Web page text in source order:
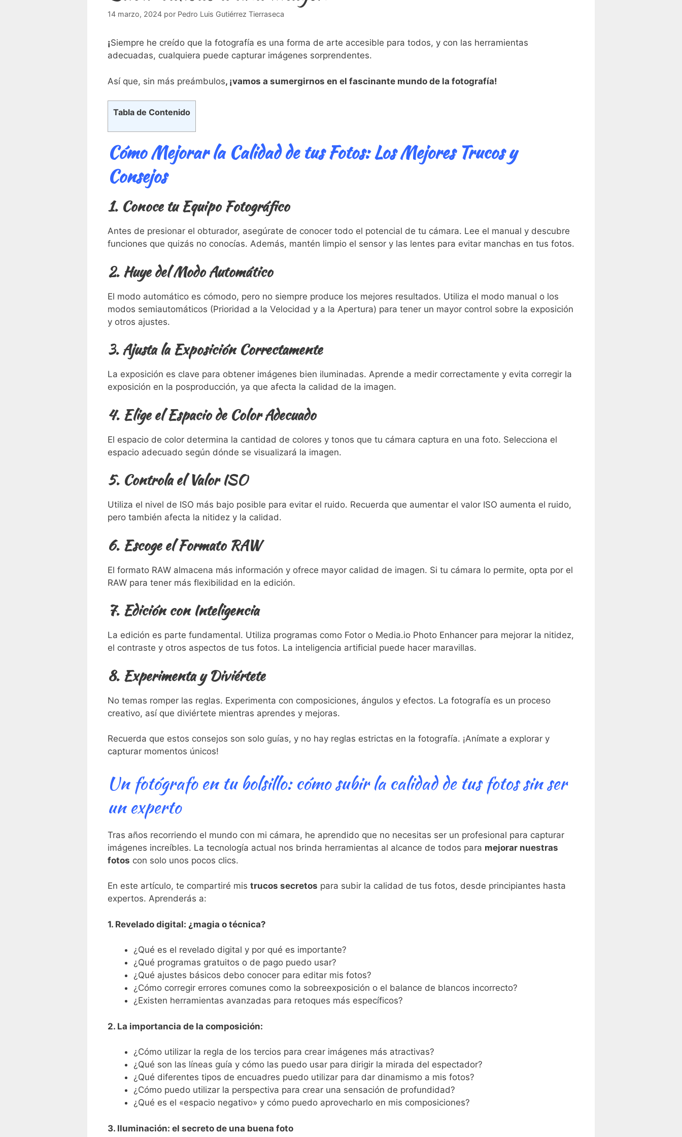
14 marzo, 2024 por Pedro Luis Gutiérrez Tierraseca
¡Siempre he creído que la fotografía es una forma de arte accesible para todos, y con las herramientas
adecuadas, cualquiera puede capturar imágenes sorprendentes.
Así que, sin más preámbulos, ¡vamos a sumergirnos en el fascinante mundo de la fotografía!
Tabla de Contenido
Cómo Mejorar la Calidad de tus Fotos: Los Mejores Trucos y
Consejos
1. Conoce tu Equipo Fotográfico
Antes de presionar el obturador, asegúrate de conocer todo el potencial de tu cámara. Lee el manual y descubre
funciones que quizás no conocías. Además, mantén limpio el sensor y las lentes para evitar manchas en tus fotos.
2. Huye del Modo Automático
El modo automático es cómodo, pero no siempre produce los mejores resultados. Utiliza el modo manual o los
modos semiautomáticos (Prioridad a la Velocidad y a la Apertura) para tener un mayor control sobre la exposición
y otros ajustes.
3. Ajusta la Exposición Correctamente
La exposición es clave para obtener imágenes bien iluminadas. Aprende a medir correctamente y evita corregir la
exposición en la posproducción, ya que afecta la calidad de la imagen.
4. Elige el Espacio de Color Adecuado
El espacio de color determina la cantidad de colores y tonos que tu cámara captura en una foto. Selecciona el
espacio adecuado según dónde se visualizará la imagen.
5. Controla el Valor ISO
Utiliza el nivel de ISO más bajo posible para evitar el ruido. Recuerda que aumentar el valor ISO aumenta el ruido,
pero también afecta la nitidez y la calidad.
6. Escoge el Formato RAW
El formato RAW almacena más información y ofrece mayor calidad de imagen. Si tu cámara lo permite, opta por el
RAW para tener más flexibilidad en la edición.
7. Edición con Inteligencia
La edición es parte fundamental. Utiliza programas como Fotor o Media.io Photo Enhancer para mejorar la nitidez,
el contraste y otros aspectos de tus fotos. La inteligencia artificial puede hacer maravillas.
8. Experimenta y Diviértete
No temas romper las reglas. Experimenta con composiciones, ángulos y efectos. La fotografía es un proceso
creativo, así que diviértete mientras aprendes y mejoras.
Recuerda que estos consejos son solo guías, y no hay reglas estrictas en la fotografía. ¡Anímate a explorar y
capturar momentos únicos!
Un fotógrafo en tu bolsillo: cómo subir la calidad de tus fotos sin ser
un experto
Tras años recorriendo el mundo con mi cámara, he aprendido que no necesitas ser un profesional para capturar
imágenes increíbles. La tecnología actual nos brinda herramientas al alcance de todos para mejorar nuestras
fotos con solo unos pocos clics.
En este artículo, te compartiré mis trucos secretos para subir la calidad de tus fotos, desde principiantes hasta
expertos. Aprenderás a:
1. Revelado digital: ¿magia o técnica?
¿Qué es el revelado digital y por qué es importante?
¿Qué programas gratuitos o de pago puedo usar?
¿Qué ajustes básicos debo conocer para editar mis fotos?
¿Cómo corregir errores comunes como la sobreexposición o el balance de blancos incorrecto?
¿Existen herramientas avanzadas para retoques más específicos?
2. La importancia de la composición:
¿Cómo utilizar la regla de los tercios para crear imágenes más atractivas?
¿Qué son las líneas guía y cómo las puedo usar para dirigir la mirada del espectador?
¿Qué diferentes tipos de encuadres puedo utilizar para dar dinamismo a mis fotos?
¿Cómo puedo utilizar la perspectiva para crear una sensación de profundidad?
¿Qué es el «espacio negativo» y cómo puedo aprovecharlo en mis composiciones?
3. Iluminación: el secreto de una buena foto